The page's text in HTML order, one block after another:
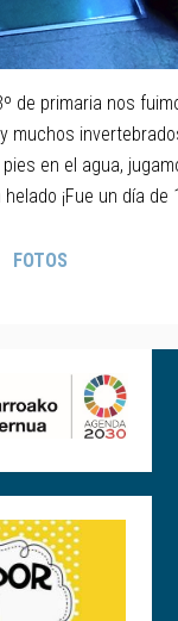
de primaria nos
muchos
en el agua,
¡Fue un día de
FOTOS